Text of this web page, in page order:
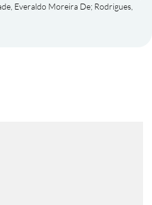
Everaldo Moreira De; Rodrigues,